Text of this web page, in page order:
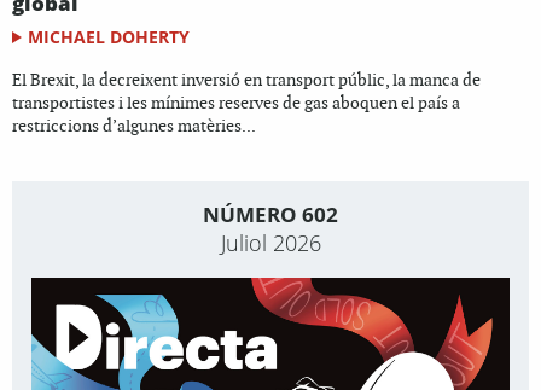
MICHAEL DOHERTY
El Brexit, la decreixent inversió en transport públic, la manca de
transportistes i les mínimes reserves de gas aboquen el país a
restriccions d’algunes matèries...
NÚMERO 602
Juliol 2026